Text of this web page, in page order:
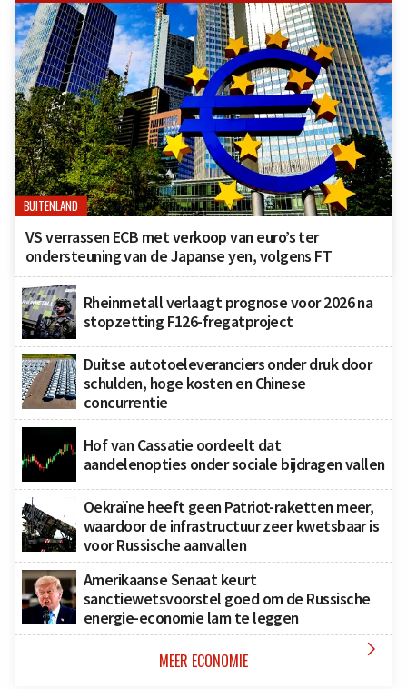
BUITENLAND
VS verrassen ECB met verkoop van euro’s ter
ondersteuning van de Japanse yen, volgens FT
Rheinmetall verlaagt prognose voor 2026 na
stopzetting F126-fregatproject
Duitse autotoeleveranciers onder druk door
schulden, hoge kosten en Chinese
concurrentie
Hof van Cassatie oordeelt dat
aandelenopties onder sociale bijdragen vallen
Oekraïne heeft geen Patriot-raketten meer,
waardoor de infrastructuur zeer kwetsbaar is
voor Russische aanvallen
Amerikaanse Senaat keurt
sanctiewetsvoorstel goed om de Russische
energie-economie lam te leggen
MEER ECONOMIE 